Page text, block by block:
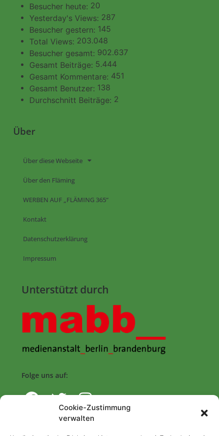
Cookie-Zustimmung
verwalten
Besucher heute: 20
Yesterday's Views: 287
Besucher gestern: 145
Total Views: 203.048
Besucher gesamt: 902.637
Gesamt Beiträge: 5.444
Gesamt Kommentare: 451
Gesamt Benutzer: 138
Durchschnitt Beiträge: 2
Über
Über diese Webseite
Über den Fläming
WERBEN AUF „FLÄMING 365“
Kontakt
Datenschutzerklärung
Impressum
Unterstützt durch
Folge uns auf: